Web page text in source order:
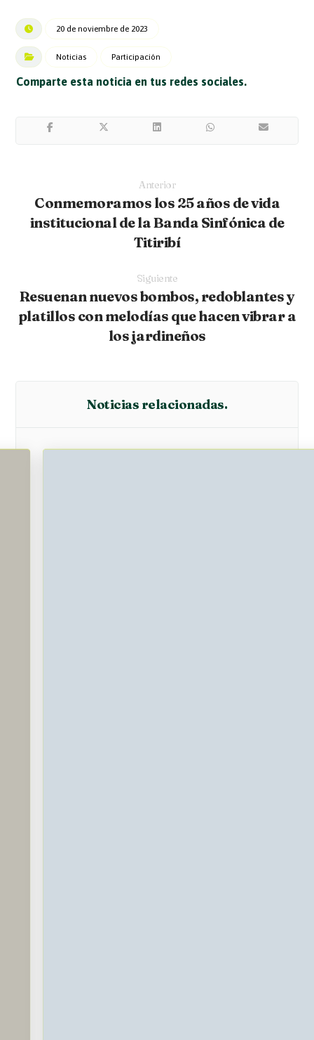
20 de noviembre de 2023
Noticias Participación
Anterior
Conmemoramos los 25 años de vida
institucional de la Banda Sinfónica de
Titiribí
Siguiente
Resuenan nuevos bombos, redoblantes y
platillos con melodías que hacen vibrar a
los jardineños
Noticias relacionadas.